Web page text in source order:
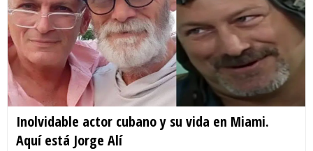
Inolvidable actor cubano y su vida en Miami.
Aquí está Jorge Alí